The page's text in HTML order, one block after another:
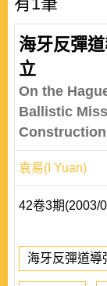
海牙反彈
立
On the
Ballistic
袁易(I Yuan)
42卷3期(2003/
海牙反彈道導